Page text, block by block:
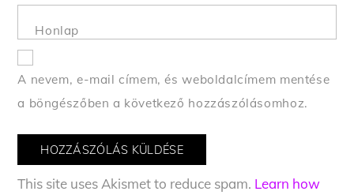
Honlap
A nevem, e-mail címem, és weboldalcímem mentése
a böngészőben a következő hozzászólásomhoz.
This site uses Akismet to reduce spam. Learn how